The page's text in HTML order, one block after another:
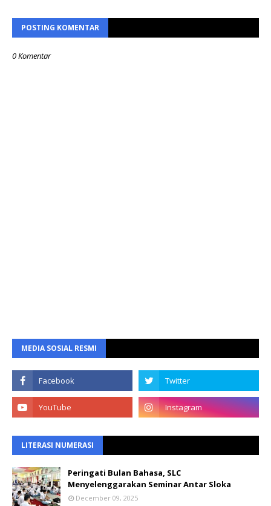
POSTING KOMENTAR
0 Komentar
MEDIA SOSIAL RESMI
LITERASI NUMERASI
Peringati Bulan Bahasa, SLC
Menyelenggarakan Seminar Antar Sloka
December 09, 2025